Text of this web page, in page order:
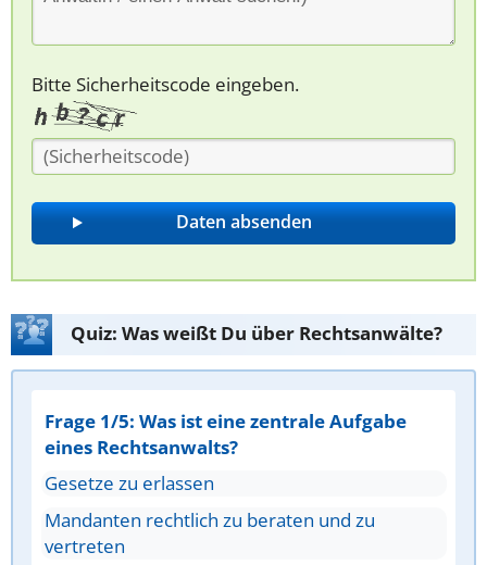
Bitte Sicherheitscode eingeben.
Quiz: Was weißt Du über Rechtsanwälte?
Frage 1/5: Was ist eine zentrale Aufgabe
eines Rechtsanwalts?
Gesetze zu erlassen
Mandanten rechtlich zu beraten und zu
vertreten